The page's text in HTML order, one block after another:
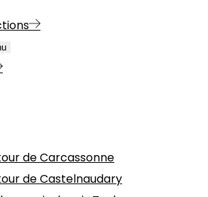
de Carcassonne
de Castelnaudary